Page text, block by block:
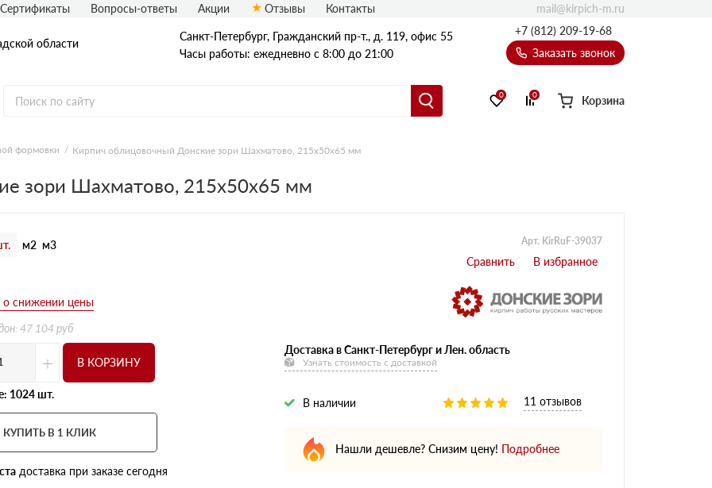
области
Санкт-Петербург, Граждaнский пр-т., д. 119, офис 55
Часы работы: ежедневно с 8:00 до 21:00
+7 (812) 209-19-68
Заказать звонок
Рядовой кирпич
Полнотелый
0 0 Корзина
Сертификаты Вопросы-ответы Акции Отзывы Контакты mail@kirpich-m.ru
формовки Кирпич облицовочный Донские зори Шахматово, 215х50х65 мм
зори Шахматово, 215х50х65 мм
м2 м3
47 104 руб
Арт. KirRuF-39037
+ В КОРЗИНУ
1024 шт.
КУПИТЬ В 1 КЛИК
доставка при заказе сегодня
Доставка в Санкт-Петербург и Лен. область
Узнать стоимость с доставкой
В наличии 11 отзывов
Нашли дешевле? Снизим цену! Подробнее